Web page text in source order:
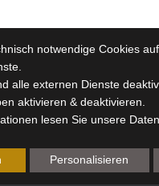
Hestia | Entwickelt
notwendige Cookies
alle externen Dienste
aktivieren & deaktivieren.
lesen Sie unsere
Personalisieren